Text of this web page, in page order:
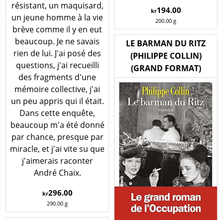
kr194.00
200.00 g
résistant, un maquisard,
un jeune homme à la vie
brève comme il y en eut
beaucoup. Je ne savais
rien de lui. J'ai posé des
questions, j'ai recueilli
des fragments d'une
mémoire collective, j'ai
un peu appris qui il était.
Dans cette enquête,
beaucoup m'a été donné
par chance, presque par
miracle, et j'ai vite su que
j'aimerais raconter
André Chaix.
kr296.00
290.00 g
LE BARMAN DU RITZ
(PHILIPPE COLLIN)
(GRAND FORMAT)